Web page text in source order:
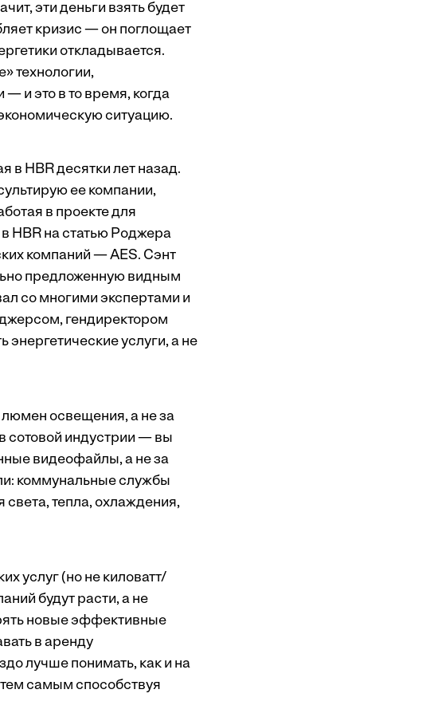
эти деньги взять будет
кризис — он поглощает
откладывается.
технологии,
и это в то время, когда
ситуацию.
в HBR десятки лет назад.
ее компании,
в проекте для
в HBR на статью Роджера
компаний — AES. Сэнт
предложенную видным
со многими экспертами и
гендиректором
энергетические услуги, а не
люмен освещения, а не за
сотовой индустрии — вы
видеофайлы, а не за
коммунальные службы
света, тепла, охлаждения,
услуг (но не киловатт/
будут расти, а не
новые эффективные
в аренду
лучше понимать, как и на
тем самым способствуя